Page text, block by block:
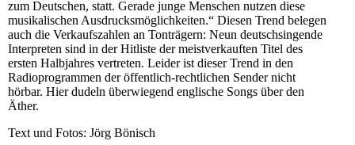
zum Deutschen, statt. Gerade junge Menschen nutzen diese
musikalischen Ausdrucksmöglichkeiten.“ Diesen Trend belegen
auch die Verkaufszahlen an Tonträgern: Neun deutschsingende
Interpreten sind in der Hitliste der meistverkauften Titel des
ersten Halbjahres vertreten. Leider ist dieser Trend in den
Radioprogrammen der öffentlich-rechtlichen Sender nicht
hörbar. Hier dudeln überwiegend englische Songs über den
Äther.
Text und Fotos: Jörg Bönisch